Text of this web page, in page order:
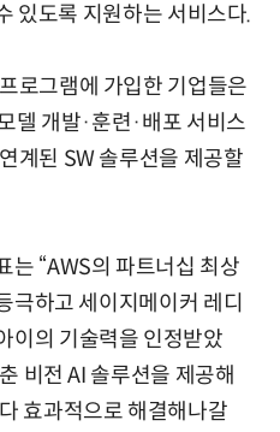
있도록 지원하는 서비스다.
로그램에 가입한 기업들은
델 개발·훈련·배포 서비스
계된 SW 솔루션을 제공할
는 “AWS의 파트너십 최상
극하고 세이지메이커 레디
이의 기술력을 인정받았
비전 AI 솔루션을 제공해
효과적으로 해결해나갈